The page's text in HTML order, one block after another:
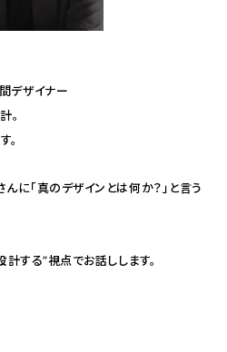
デザイナー
。
。
に「真のデザインとは何か？」と言う
する”視点でお話しします。